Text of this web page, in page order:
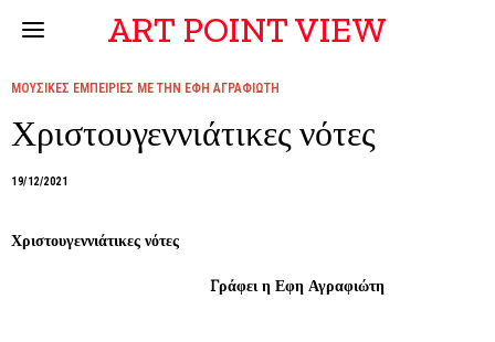
ART POINT VIEW
ΜΟΥΣΙΚΕΣ ΕΜΠΕΙΡΙΕΣ ΜΕ ΤΗΝ ΕΦΗ ΑΓΡΑΦΙΩΤΗ
Χριστουγεννιάτικες νότες
19/12/2021
Χριστουγεννιάτικες νότες
Γράφει η Εφη Αγραφιώτη